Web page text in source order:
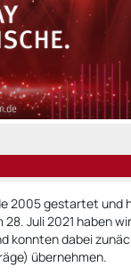
2005 gestartet und
Juli 2021 haben
konnten dabei
übernehmen.